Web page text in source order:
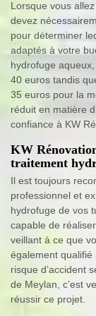
Lorsque vous
devez
pour déterminer
adaptés à votre
hydrofuge
40 euros tandis
35 euros pour la
réduit en matière
confiance à KW
KW
traitement
Il est toujours
professionnel et
hydrofuge de vos
capable de
veillant à ce que
également qualifié
risque d’accident
de Meylan, c’est
réussir ce projet.